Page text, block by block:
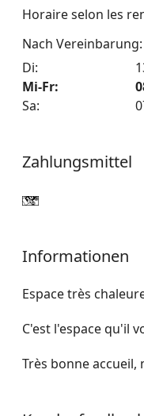
Horaire selon les
Nach Vereinbarung:
Di:
Mi-Fr:
Sa:
Zahlungsmittel
Informationen
Espace très
C'est l'espace qu'il
Très bonne accueil,